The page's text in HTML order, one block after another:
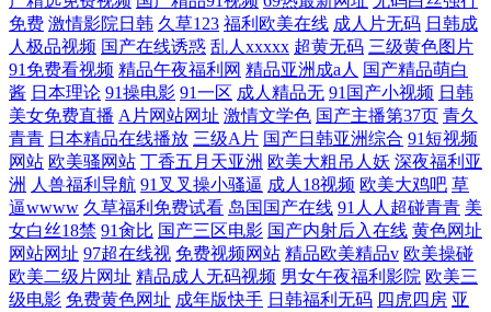
免费 激情影院日韩 久草123 福利欧美在线 成人片无码 日韩成
人极品视频 国产在线诱惑 乱人xxxxx 超黄无码 三级黄色图片
91免费看视频 精品午夜福利网 精品亚洲成a人 国产精品萌白
酱 日本理论 91操电影 91一区 成人精品无 91国产小视频 日韩
美女免费直播 A片网站网址 激情文学色 国产主播第37页 青久
青青 日本精品在线播放 三级A片 国产日韩亚洲综合 91短视频
网站 欧美骚网站 丁香五月天亚洲 欧美大粗吊人妖 深夜福利亚
洲 人兽福利导航 91叉叉操小骚逼 成人18视频 欧美大鸡吧 草
逼wwww 久草福利免费试看 岛国国产在线 91人人超碰青青 美
女白丝18禁 91肏比 国产三区电影 国产内射后入在线 黄色网址
网站网址 97超在线视 免费视频网站 精品欧美精品v 欧美操碰
欧美二级片网址 精品成人无码视频 男女午夜福利影院 欧美三
级电影 免费黄色网址 成年版快手 日韩福利无码 四虎四房 亚